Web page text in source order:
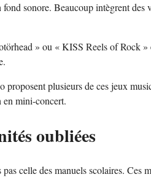
sonore. Beaucoup intègrent des
» ou « KISS Reels of Rock
proposent plusieurs de ces jeux
en mini-concert.
oubliées
celle des manuels scolaires.